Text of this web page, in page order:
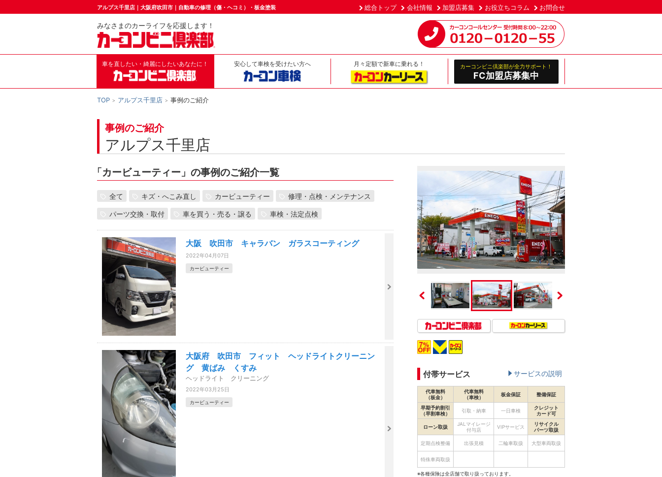
アルプス千里店｜大阪府吹田市｜自動車の修理（傷・ヘコミ）・板金塗装 総合トップ 会社情報 加盟店募集 お役立ちコラム お問合せ
みなさまのカーライフを応援します！
車を直したい・綺麗にしたいあなたに！ 安心して車検を受けたい方へ 月々定額で新車に乗れる！ カーコンビニ倶楽部が全力サポート！
FC加盟店募集中
TOP アルプス千里店 事例のご紹介
事例のご紹介
アルプス千里店
「カービューティー」の事例のご紹介一覧
全て キズ・へこみ直し カービューティー 修理・点検・メンテナンス
パーツ交換・取付 車を買う・売る・譲る 車検・法定点検
大阪 吹田市 キャラバン ガラスコーティング
2022年04月07日
カービューティー
大阪府 吹田市 フィット ヘッドライトクリーニン
グ 黄ばみ くすみ
ヘッドライト クリーニング
2022年03月25日
カービューティー
付帯サービス サービスの説明
代車無料
（板金）
代車無料
（車検）
板金保証 整備保証
早期予約割引
（早割車検）
引取・納車 一日車検
クレジット
カード可
ローン取扱
JALマイレージ
付与店
VIPサービス
リサイクル
パーツ取扱
定期点検整備 出張見積 二輪車取扱 大型車両取扱
特殊車両取扱
※各種保険は全店舗で取り扱っております。